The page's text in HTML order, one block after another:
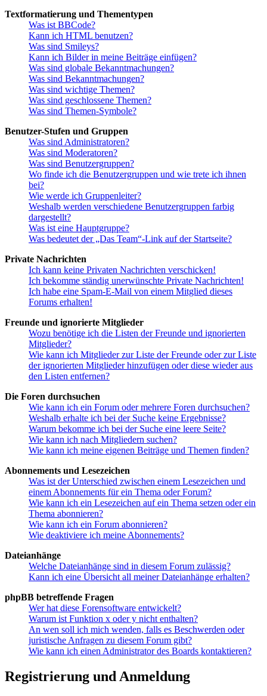
Textformatierung und Thementypen
Was ist BBCode?
Kann ich HTML benutzen?
Was sind Smileys?
Kann ich Bilder in meine Beiträge einfügen?
Was sind globale Bekanntmachungen?
Was sind Bekanntmachungen?
Was sind wichtige Themen?
Was sind geschlossene Themen?
Was sind Themen-Symbole?
Benutzer-Stufen und Gruppen
Was sind Administratoren?
Was sind Moderatoren?
Was sind Benutzergruppen?
Wo finde ich die Benutzergruppen und wie trete ich ihnen
bei?
Wie werde ich Gruppenleiter?
Weshalb werden verschiedene Benutzergruppen farbig
dargestellt?
Was ist eine Hauptgruppe?
Was bedeutet der „Das Team“-Link auf der Startseite?
Private Nachrichten
Ich kann keine Privaten Nachrichten verschicken!
Ich bekomme ständig unerwünschte Private Nachrichten!
Ich habe eine Spam-E-Mail von einem Mitglied dieses
Forums erhalten!
Freunde und ignorierte Mitglieder
Wozu benötige ich die Listen der Freunde und ignorierten
Mitglieder?
Wie kann ich Mitglieder zur Liste der Freunde oder zur Liste
der ignorierten Mitglieder hinzufügen oder diese wieder aus
den Listen entfernen?
Die Foren durchsuchen
Wie kann ich ein Forum oder mehrere Foren durchsuchen?
Weshalb erhalte ich bei der Suche keine Ergebnisse?
Warum bekomme ich bei der Suche eine leere Seite?
Wie kann ich nach Mitgliedern suchen?
Wie kann ich meine eigenen Beiträge und Themen finden?
Abonnements und Lesezeichen
Was ist der Unterschied zwischen einem Lesezeichen und
einem Abonnements für ein Thema oder Forum?
Wie kann ich ein Lesezeichen auf ein Thema setzen oder ein
Thema abonnieren?
Wie kann ich ein Forum abonnieren?
Wie deaktiviere ich meine Abonnements?
Dateianhänge
Welche Dateianhänge sind in diesem Forum zulässig?
Kann ich eine Übersicht all meiner Dateianhänge erhalten?
phpBB betreffende Fragen
Wer hat diese Forensoftware entwickelt?
Warum ist Funktion x oder y nicht enthalten?
An wen soll ich mich wenden, falls es Beschwerden oder
juristische Anfragen zu diesem Forum gibt?
Wie kann ich einen Administrator des Boards kontaktieren?
Registrierung und Anmeldung